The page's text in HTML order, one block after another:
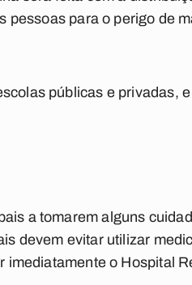
pessoas para o perigo de
públicas e privadas,
a tomarem alguns
devem evitar utilizar
imediatamente o Hospital